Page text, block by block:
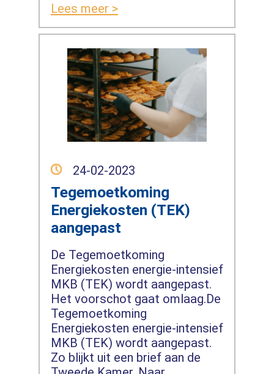
Lees meer >
24-02-2023
Tegemoetkoming
Energiekosten (TEK)
aangepast
De Tegemoetkoming
Energiekosten energie-intensief
MKB (TEK) wordt aangepast.
Het voorschot gaat omlaag.De
Tegemoetkoming
Energiekosten energie-intensief
MKB (TEK) wordt aangepast.
Zo blijkt uit een brief aan de